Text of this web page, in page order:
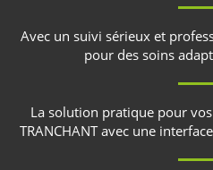
Avec un suivi sérieux et
pour des soins
La solution pratique pour
TRANCHANTavec une